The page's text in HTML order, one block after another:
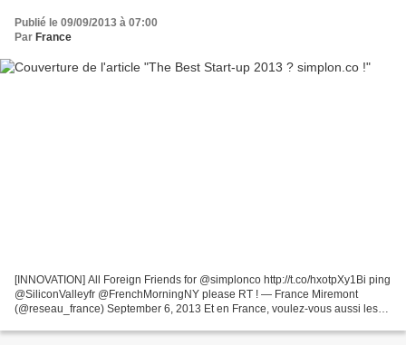
Publié le 09/09/2013 à 07:00
Par France
[INNOVATION] All Foreign Friends for @simplonco http://t.co/hxotpXy1Bi ping
@SiliconValleyfr @FrenchMorningNY please RT ! — France Miremont
(@reseau_france) September 6, 2013 Et en France, voulez-vous aussi les